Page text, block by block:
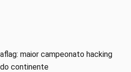
maior campeonato hacking
continente